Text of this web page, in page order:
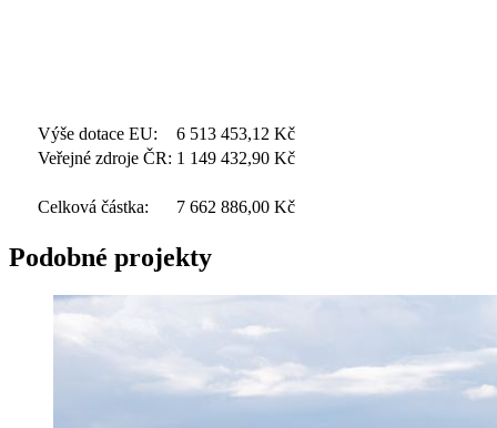
Výše dotace EU: 6 513 453,12 Kč
Veřejné zdroje ČR: 1 149 432,90 Kč
Celková částka: 7 662 886,00 Kč
Podobné projekty